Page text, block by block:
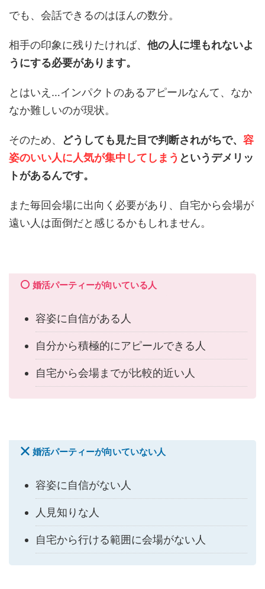
でも、会話できるのはほんの数分。
相手の印象に残りたければ、 他の人に埋もれないよ
うにする必要があります。
とはいえ…インパクトのあるアピールなんて、なか
なか難しいのが現状。
そのため、 どうしても見た目で判断されがちで、 容
姿のいい人に人気が集中してしまう というデメリッ
トがあるんです。
また毎回会場に出向く必要があり、自宅から会場が
遠い人は面倒だと感じるかもしれません。
婚活パーティーが向いている人
容姿に自信がある人
自分から積極的にアピールできる人
自宅から会場までが比較的近い人
婚活パーティーが向いていない人
容姿に自信がない人
人見知りな人
自宅から行ける範囲に会場がない人